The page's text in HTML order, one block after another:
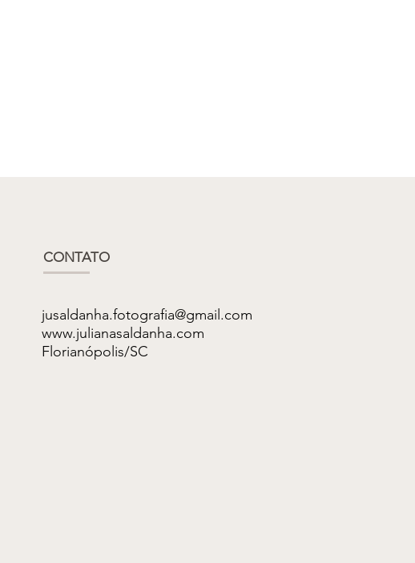
CONTATO
jusaldanha.fotografia@gmail.com
www.julianasaldanha.com
Florianópolis/SC